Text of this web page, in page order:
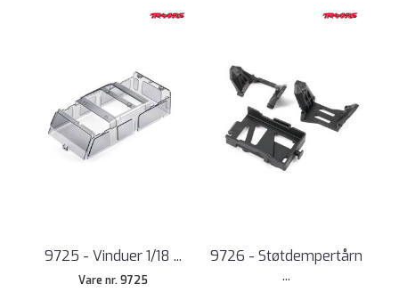
9725 - Vinduer 1/18 ...
Vare nr. 9725
9726 - Støtdempertårn
...